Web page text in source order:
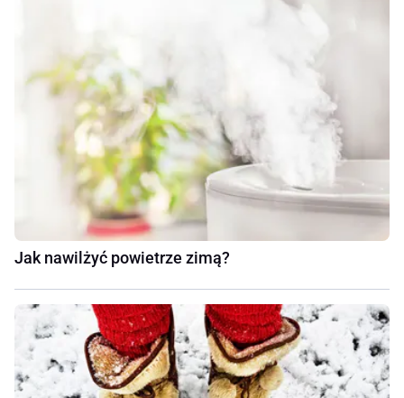
Jak nawilżyć powietrze zimą?